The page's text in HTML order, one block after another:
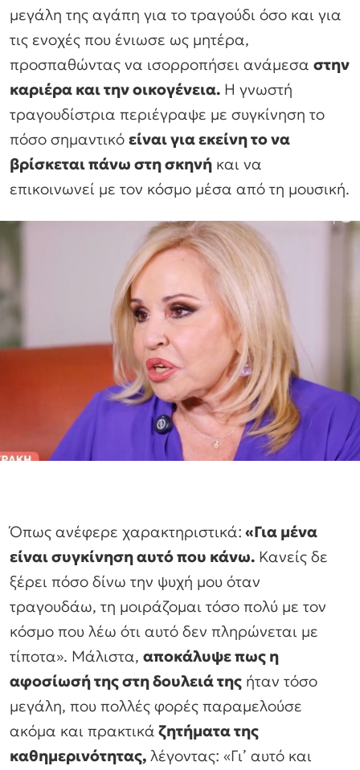
μεγάλη της αγάπη για το τραγούδι όσο και για
τις ενοχές που ένιωσε ως μητέρα,
προσπαθώντας να ισορροπήσει ανάμεσα στην
καριέρα και την οικογένεια. Η γνωστή
τραγουδίστρια περιέγραψε με συγκίνηση το
πόσο σημαντικό είναι για εκείνη το να
βρίσκεται πάνω στη σκηνή και να
επικοινωνεί με τον κόσμο μέσα από τη μουσική.
Όπως ανέφερε χαρακτηριστικά: «Για μένα
είναι συγκίνηση αυτό που κάνω. Κανείς δε
ξέρει πόσο δίνω την ψυχή μου όταν
τραγουδάω, τη μοιράζομαι τόσο πολύ με τον
κόσμο που λέω ότι αυτό δεν πληρώνεται με
τίποτα». Μάλιστα, αποκάλυψε πως η
αφοσίωσή της στη δουλειά της ήταν τόσο
μεγάλη, που πολλές φορές παραμελούσε
ακόμα και πρακτικά ζητήματα της
καθημερινότητας, λέγοντας: «Γι’ αυτό και